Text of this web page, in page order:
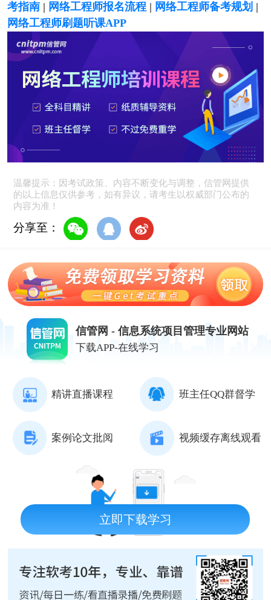
考指南| 网络工程师报名流程| 网络工程师备考规划 |
网络工程师刷题听课APP
温馨提示：因考试政策、内容不断变化与调整，信管网提供
的以上信息仅供参考，如有异议，请考生以权威部门公布的
内容为准！
分享至：
信管网 - 信息系统项目管理专业网站
下载APP-在线学习
精讲直播课程 班主任QQ群督学
案例论文批阅 视频缓存离线观看
立即下载学习